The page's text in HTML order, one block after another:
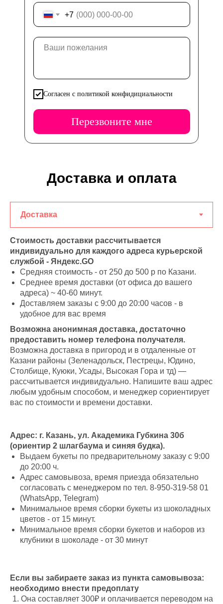
+7
Согласен с политикой конфидициальности
Перезвоните мне
Доставка и оплата
Стоимость доставки рассчитывается
индивидуально для каждого адреса курьерской
службой - Яндекс.GO
Средняя стоимость - от 250 до 500 р по Казани.
Среднее время доставки (от офиса до вашего
адреса) ~ 40-60 минут.
Доставляем заказы с 9:00 до 20:00 часов - в
удобное для вас время
Возможна анонимная доставка, достаточно
предоставить номер телефона получателя.
Возможна доставка в пригород и в отдаленные от
Казани районы (Зеленадольск, Пестрецы, Юдино,
Столбище, Куюки, Усады, Высокая Гора и тд) —
рассчитывается индивидуально. Напишите ваш адрес
любым удобным способом, и менеджер сориентирует
вас по стоимости и времени доставки.
Адрес: г. Казань, ул. Академика Губкина 30б
(ориентир 2 шлагбаума и синяя будка).
Выдаем букеты по предварительному заказу с 9:00
до 20:00 ч.
Адрес самовывоза, время приезда обязательно
согласовать с менеджером по тел. 8-950-319-58 01
(WhatsApp, Telegram)
Минимальное время сборки букеты из шоколадных
цветов - от 15 минут.
Минимальное время сборки букетов и наборов из
клубники в шоколаде - от 30 минут
Если вы забираете заказ из пункта самовывоза:
необходимо внести предоплату
Она составляет 300₽ и оплачивается переводом на